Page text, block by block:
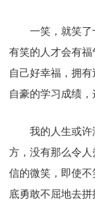
一笑，就笑
有笑的人才会有
自己好幸福，拥
自豪的学习成绩
我的人生或
方，没有那么令
信的微笑，即使
底勇敢不屈地去